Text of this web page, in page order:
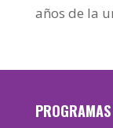
años de la
PROGRAMAS